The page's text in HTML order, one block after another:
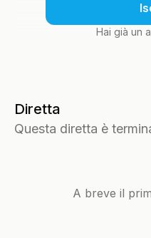
Hai già un
Diretta
Questa diretta è
A breve il